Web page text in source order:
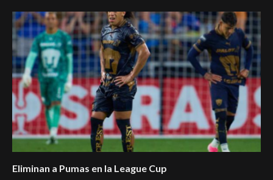
Eliminan a Pumas en la League Cup